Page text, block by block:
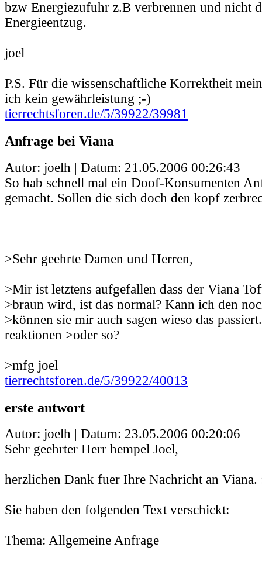
bzw Energiezufuhr z.B verbrennen und nicht
Energieentzug.
joel
P.S. Für die wissenschaftliche Korrektheit
ich kein gewährleistung ;-)
tierrechtsforen.de/5/39922/39981
Anfrage bei Viana
Autor: joelh | Datum: 21.05.2006 00:26:43
So hab schnell mal ein Doof-Konsumenten
gemacht. Sollen die sich doch den kopf
>Sehr geehrte Damen und Herren,
>Mir ist letztens aufgefallen dass der Viana
>braun wird, ist das normal? Kann ich den
>können sie mir auch sagen wieso das
reaktionen >oder so?
>mfg joel
tierrechtsforen.de/5/39922/40013
erste antwort
Autor: joelh | Datum: 23.05.2006 00:20:06
Sehr geehrter Herr hempel Joel,
herzlichen Dank fuer Ihre Nachricht an Viana.
Sie haben den folgenden Text verschickt:
Thema: Allgemeine Anfrage